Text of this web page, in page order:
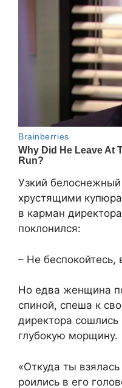
Узкий
хрустящими
в карман
поклонился:
– Не
Но едва женщина
спиной, спеша к
директора сошлись
глубокую морщину.
«Откуда ты
роились в его